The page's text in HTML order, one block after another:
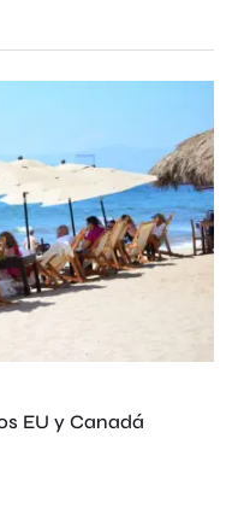
EU y Canadá